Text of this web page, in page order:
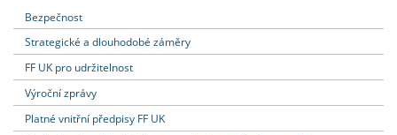
Bezpečnost
Strategické a dlouhodobé záměry
FF UK pro udržitelnost
Výroční zprávy
Platné vnitřní předpisy FF UK